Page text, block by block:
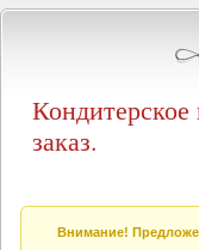
Кондитерское
заказ.
Внимание!